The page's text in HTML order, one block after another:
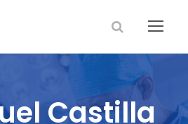
Castilla